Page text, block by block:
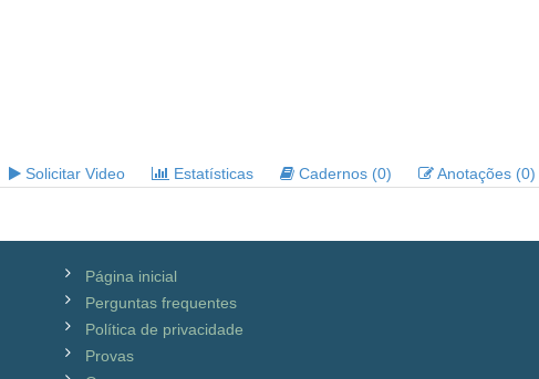
Solicitar Video Estatísticas Cadernos (0) Anotações (0)
Página inicial
Perguntas frequentes
Política de privacidade
Provas